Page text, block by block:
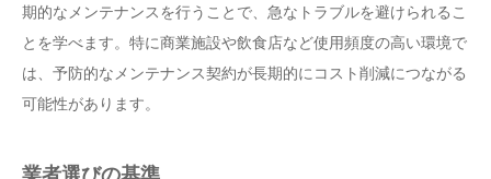
期的なメンテナンスを行うことで、急なトラブルを避けられるこ
とを学べます。特に商業施設や飲食店など使用頻度の高い環境で
は、予防的なメンテナンス契約が長期的にコスト削減につながる
可能性があります。